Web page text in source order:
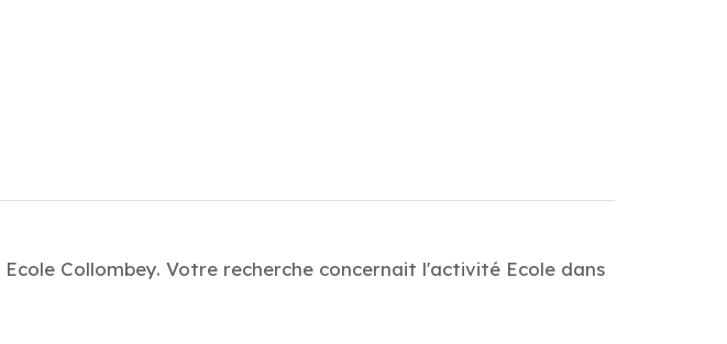
Collombey. Votre recherche concernait l'activité Ecole dans